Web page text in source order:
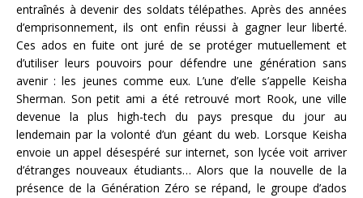
entraînés à devenir des soldats télépathes. Après des années
d’emprisonnement, ils ont enfin réussi à gagner leur liberté.
Ces ados en fuite ont juré de se protéger mutuellement et
d’utiliser leurs pouvoirs pour défendre une génération sans
avenir : les jeunes comme eux. L’une d’elle s’appelle Keisha
Sherman. Son petit ami a été retrouvé mort Rook, une ville
devenue la plus high-tech du pays presque du jour au
lendemain par la volonté d’un géant du web. Lorsque Keisha
envoie un appel désespéré sur internet, son lycée voit arriver
d’étranges nouveaux étudiants… Alors que la nouvelle de la
présence de la Génération Zéro se répand, le groupe d’ados